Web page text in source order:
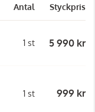
Antal Styckpris
1 st 5 990 kr
1 st 999 kr